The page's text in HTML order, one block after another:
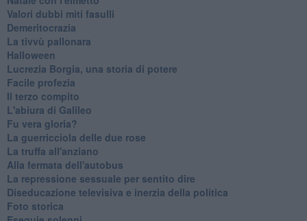
Valori dubbi miti fasulli
Demeritocrazia
La tivvù pallonara
Halloween
​Lucrezia Borgia, una storia di potere
Facile profezia
Il terzo compito
L'abiura di Galileo
Fu vera gloria?
La guerricciola delle due rose
La truffa all'anziano
Alla fermata dell'autobus
La repressione sessuale per sentito dire
Diseducazione televisiva e inerzia della politica
Foto storica